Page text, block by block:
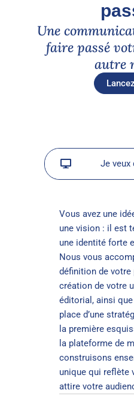
Une
faire passé
autre
Je veux
Vous avez une
une vision : il est
une identité forte
Nous vous
définition de
création de votre
éditorial, ainsi
place d’une
la première
la plateforme de
construisons
unique qui reflète
attire votre